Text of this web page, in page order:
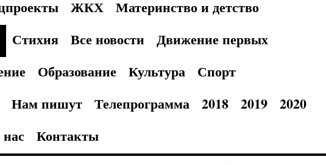
ЖКХ
Материнство и детство
Стихия Все новости
Движение первых
Образование Культура
Спорт
Нам пишут Телепрограмма 2018 2019
2020
Контакты